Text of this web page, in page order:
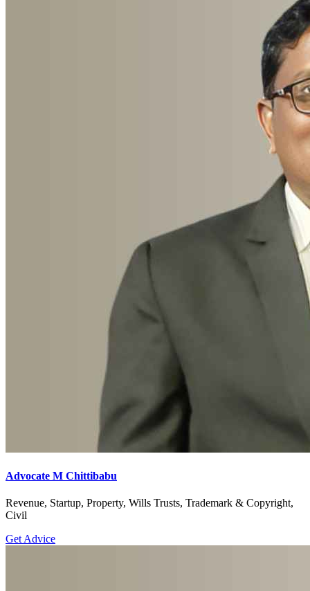
Advocate M Chittibabu
Revenue, Startup, Property, Wills Trusts, Trademark & Copyright,
Civil
Get Advice